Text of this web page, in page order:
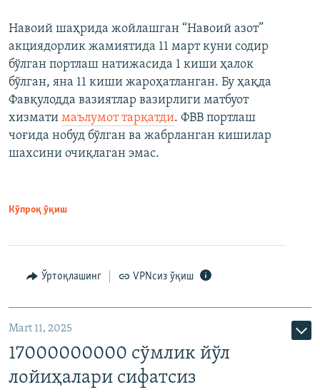
Навоий шаҳрида жойлашган “Навоий азот”
акциядорлик жамиятида 11 март куни содир
бўлган портлаш натижасида 1 киши ҳалок
бўлган, яна 11 киши жароҳатланган. Бу ҳақда
Фавқулодда вазиятлар вазирлиги матбуот
хизмати маълумот тарқатди. ФВВ портлаш
чоғида нобуд бўлган ва жабрланган кишилар
шахсини очиқлаган эмас.
Кўпроқ ўқиш
Ўртоқлашинг VPNсиз ўқиш
Mart 11, 2025
17000000000 сўмлик йўл
лойиҳалари сифатсиз